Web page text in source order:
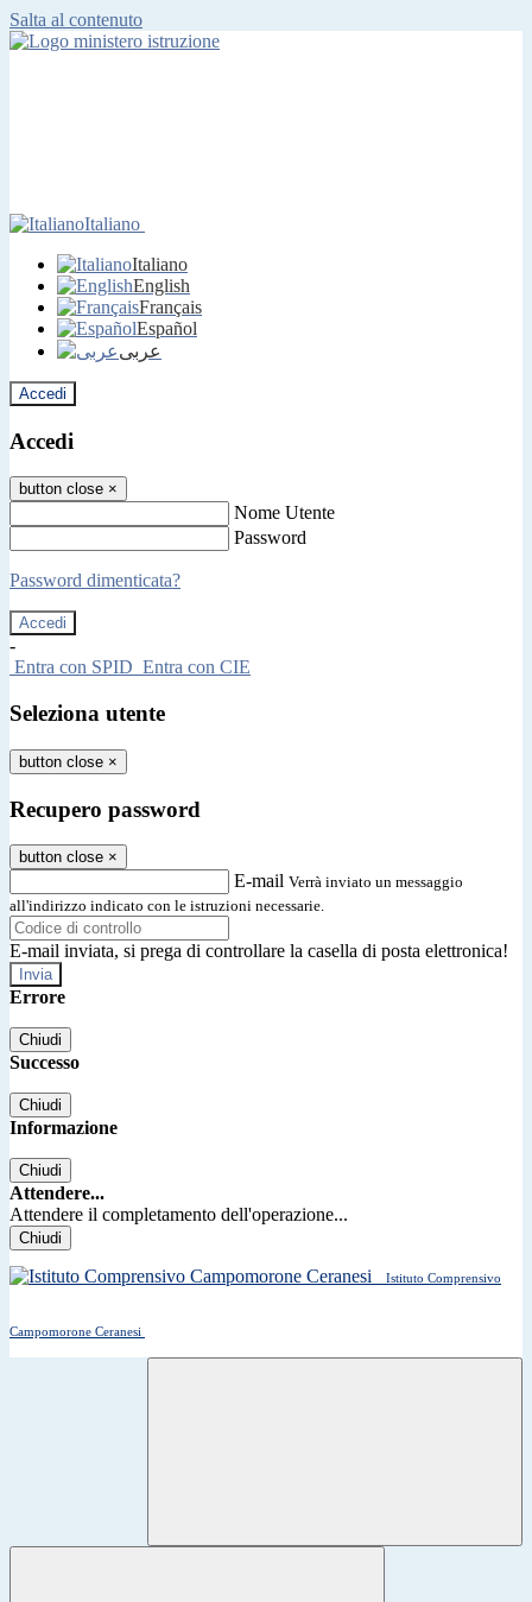
Salta al contenuto
Italiano
Italiano
English
Français
Español
عربى
Accedi
Accedi
button close ×
Nome Utente
Password
Password dimenticata?
-
Entra con SPID Entra con CIE
Seleziona utente
button close ×
Recupero password
button close ×
E-mail Verrà inviato un messaggio
all'indirizzo indicato con le istruzioni necessarie.
E-mail inviata, si prega di controllare la casella di posta elettronica!
Errore
Chiudi
Successo
Chiudi
Informazione
Chiudi
Attendere...
Attendere il completamento dell'operazione...
Chiudi
Istituto Comprensivo
Campomorone Ceranesi